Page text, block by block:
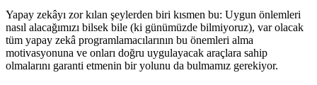
Yapay zekâyı zor kılan şeylerden biri kısmen bu: Uygun önlemleri
nasıl alacağımızı bilsek bile (ki günümüzde bilmiyoruz), var olacak
tüm yapay zekâ programlamacılarının bu önemleri alma
motivasyonuna ve onları doğru uygulayacak araçlara sahip
olmalarını garanti etmenin bir yolunu da bulmamız gerekiyor.